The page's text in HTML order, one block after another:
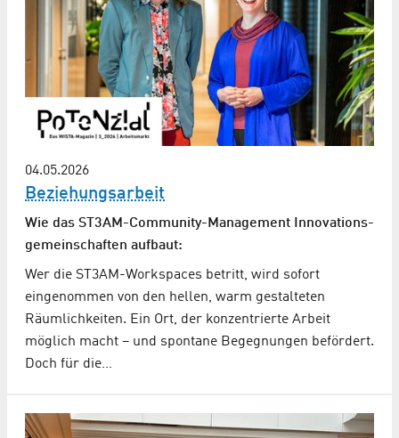
04.05.2026
Beziehungsarbeit
Wie das ST3AM-Community-Management Innovations­
gemeinschaften aufbaut:
Wer die ST3AM-Workspaces betritt, wird sofort
eingenommen von den hellen, warm gestalteten
Räumlichkeiten. Ein Ort, der konzentrierte Arbeit
möglich macht – und spontane Begegnungen befördert.
Doch für die…